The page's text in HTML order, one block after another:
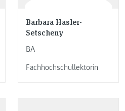
Barbara Hasler-
Setscheny
BA
Fachhochschullektorin